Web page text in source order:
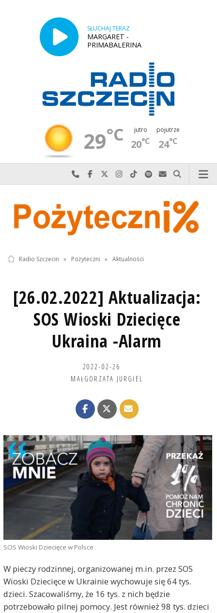
SŁUCHAJ TERAZ
MARGARET -
PRIMABALERINA
29°C jutro
20°C
pojutrze
24°C
Najlepiej po prostu do nas zadzwoń
Odwiedź nas na Facebook-u
Odwiedź nas na X
Odwiedź nas na Instagram-ie
Odwiedź nas na TikTok-u
Szukaj nas na Spotify
Wyślij do nas
Szukaj
Radio Szczecin » Pożyteczni » Aktualności
[26.02.2022] Aktualizacja:
SOS Wioski Dziecięce
Ukraina -Alarm
2022-02-26
MAŁGORZATA JURGIEL
SOS Wioski Dziecięce w Polsce
W pieczy rodzinnej, organizowanej m.in. przez SOS
Wioski Dziecięce w Ukrainie wychowuje się 64 tys.
dzieci. Szacowaliśmy, że 16 tys. z nich będzie
potrzebowało pilnej pomocy. Jest również 98 tys. dzieci